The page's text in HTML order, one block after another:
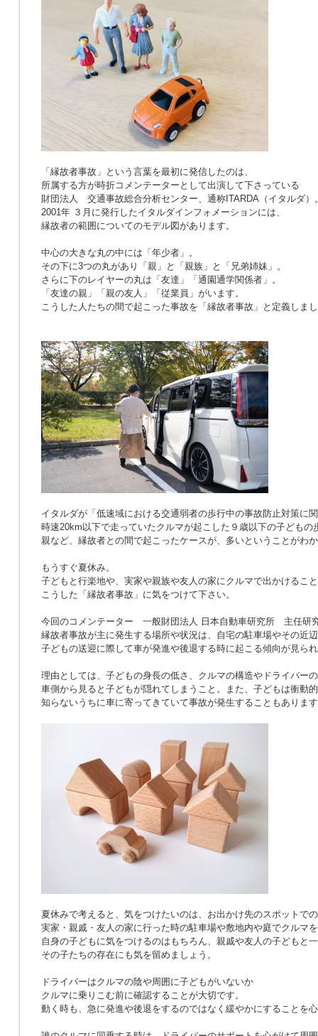
「縁故者事故」という言葉を最初に発信したのは、
所属する方が時折コメンテーターとして出演して下さっている
財団法人 交通事故総合分析センター、通称ITARDA（イタルダ）
2001年 ３月に発行したイタルダインフォメーションには、
縁故者の範囲についてのモデル図があります。
中心の大きな丸の中には「年少者」。
その下に3つの丸があり「親」と「親族」と「兄弟姉妹」。
さらに下のレイヤーの丸は「友達」「通園通学関係者」。
「友達の親」「親の友人」「従業員」がいます。
こうした人たちの間で起こった事故を「縁故者事故」と定義しま
イタルダが「低速域における交通弱者の歩行中の事故防止対策に
時速20km以下で走っていたクルマが起こした９歳以下の子どもの
親など、縁故者との間で起こったケースが、多いということがわ
もうすぐ夏休み。
子どもと行楽地や、実家や親族や友人の家にクルマで出かけるこ
こうした「縁故者事故」に気をつけて下さい。
今回のコメンテーター 一般財団法人 日本自動車研究所 主任研
縁故者事故が主に発生する場所や状況は、自宅の駐車場やその近
子どもの送迎に際して車が発進や後退する時に起こる傾向が見ら
理由としては、子どもの身長の低さ、クルマの構造やドライバー
車側から見ると子どもが隠れてしまうこと。また、子どもは衝動
知らないうちに車に寄ってきていて事故が発生することもありま
夏休みで考えると、気をつけたいのは、お出かけ先のスポットで
実家・親戚・友人の家に行った時の駐車場や敷地内や庭でクルマ
自身の子どもに気をつけるのはもちろん、親戚や友人の子どもと
その子たちの存在にも気を留めましょう。
ドライバーはクルマの陰や周囲に子どもがいないか
クルマに乗りこむ前に確認することが大切です。
動く時も、急に発進や後退をするのではなく緩やかにすることを